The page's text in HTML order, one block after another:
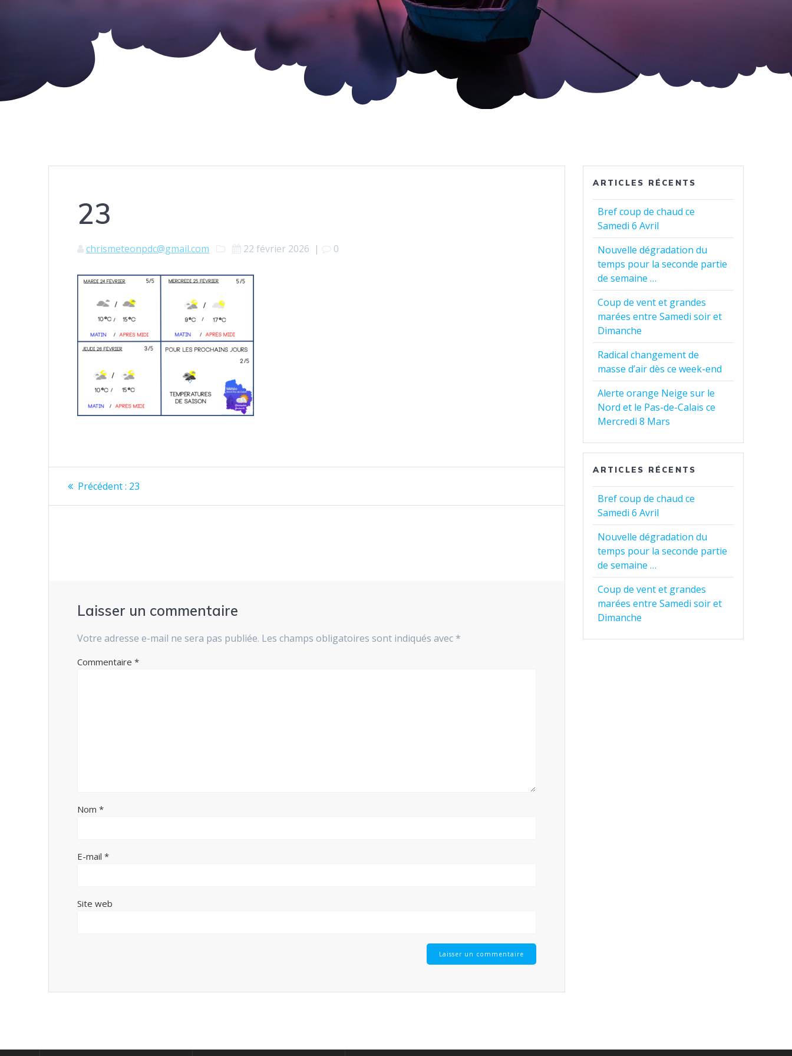
23
chrismeteonpdc@gmail.com 22 février 2026 | 0
Navigation
de
Précédent : Article
23
Laisser un commentaire
Votre adresse e-mail ne sera pas publiée. Les champs obligatoires sont indiqués avec *
Commentaire*
Nom*
E-mail*
Site web
ARTICLES RÉCENTS
Bref coup de chaud ce
Samedi 6 Avril
Nouvelle dégradation du
temps pour la seconde partie
de semaine …
Coup de vent et grandes
marées entre Samedi soir et
Dimanche
Radical changement de
masse d’air dès ce week-end
Alerte orange Neige sur le
Nord et le Pas-de-Calais ce
Mercredi 8 Mars
ARTICLES RÉCENTS
Bref coup de chaud ce
Samedi 6 Avril
Nouvelle dégradation du
temps pour la seconde partie
de semaine …
Coup de vent et grandes
marées entre Samedi soir et
Dimanche